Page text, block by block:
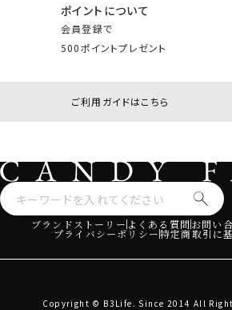
ポイントについて
会員登録で
500ポイントプレゼント
ご利用ガイドはこちら
ブランドストーリーよくある質問お問い
プライバシーポリシー特定商取引に
Copyright © B3Life. Since 2014 All